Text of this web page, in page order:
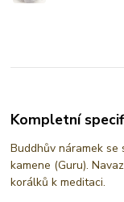
Kompletní
Buddhův náramek se
kamene (Guru).
korálků k meditaci.